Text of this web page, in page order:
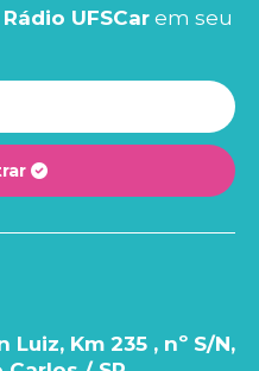
Rádio UFSCar em seu
Km 235 , nº S/N,